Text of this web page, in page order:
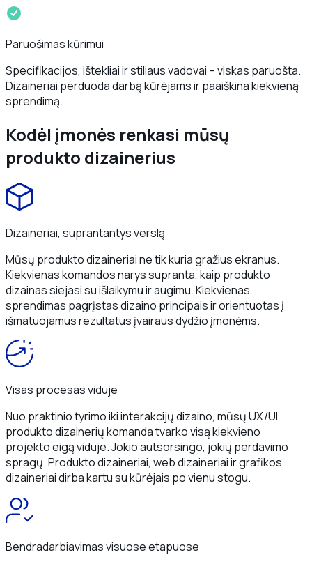
Paruošimas kūrimui
Specifikacijos, ištekliai ir stiliaus vadovai – viskas paruošta.
Dizaineriai perduoda darbą kūrėjams ir paaiškina kiekvieną
sprendimą.
Kodėl įmonės renkasi mūsų
produkto dizainerius
Dizaineriai, suprantantys verslą
Mūsų produkto dizaineriai ne tik kuria gražius ekranus.
Kiekvienas komandos narys supranta, kaip produkto
dizainas siejasi su išlaikymu ir augimu. Kiekvienas
sprendimas pagrįstas dizaino principais ir orientuotas į
išmatuojamus rezultatus įvairaus dydžio įmonėms.
Visas procesas viduje
Nuo praktinio tyrimo iki interakcijų dizaino, mūsų UX/UI
produkto dizainerių komanda tvarko visą kiekvieno
projekto eigą viduje. Jokio autsorsingo, jokių perdavimo
spragų. Produkto dizaineriai, web dizaineriai ir grafikos
dizaineriai dirba kartu su kūrėjais po vienu stogu.
Bendradarbiavimas visuose etapuose